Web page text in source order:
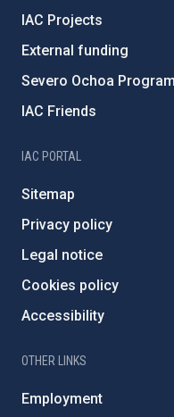
IAC Projects
External funding
Severo Ochoa
IAC Friends
IAC PORTAL
Sitemap
Privacy policy
Legal notice
Cookies policy
Accessibility
OTHER LINKS
Employment